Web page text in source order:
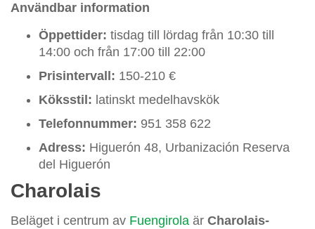
Användbar information
Öppettider: tisdag till lördag från 10:30 till
14:00 och från 17:00 till 22:00
Prisintervall: 150-210 €
Köksstil: latinskt medelhavskök
Telefonnummer: 951 358 622
Adress: Higuerón 48, Urbanización Reserva
del Higuerón
Charolais
Beläget i centrum av Fuengirola är Charolais-